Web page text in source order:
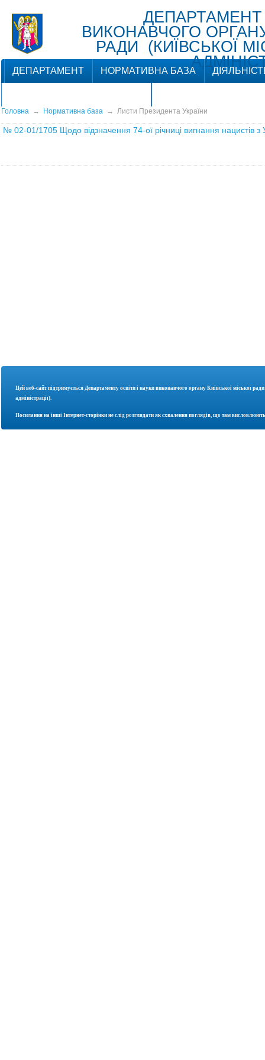
ВИКОНАВЧОГО
РАДИ (КИЇВСЬКОЇ
ДЕПАРТАМЕНТ НОРМАТИВНА БАЗА
Головна→ Нормативна база→ Листи Президента України
№ 02-01/1705 Щодо відзначення 74-ої річниці вигнання нацистів з
Цей веб-сайт підтримується Департаменту освіти і науки виконавчого органу Київської міської
адміністрації).
Посилання на інші Інтернет-сторінки не слід розглядати як схвалення поглядів, що там